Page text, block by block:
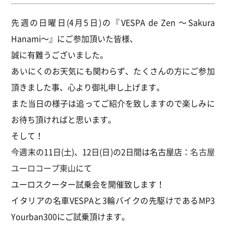
先週の日曜日(4月5日)の『VESPA de Zen ～Sakura
Hanami～』にご参加頂いた皆様、
誠に有難うございました。
あいにくのお天気にも関わらず、たくさんの方にご参加
頂きました事、心より御礼申し上げます。
また当日の様子は追ってご紹介を致しますので楽しみに
お待ち頂ければと思います。
そして！
今週末の11日(土)、12日(日)の2日間は名古屋店：名古屋
ユーロコープ東山にて
ユーロスクーター試乗会を開催致します！
イタリアの名車VESPAと3輪バイクの先駆けであるMP3
Yourban300にご試乗頂けます。